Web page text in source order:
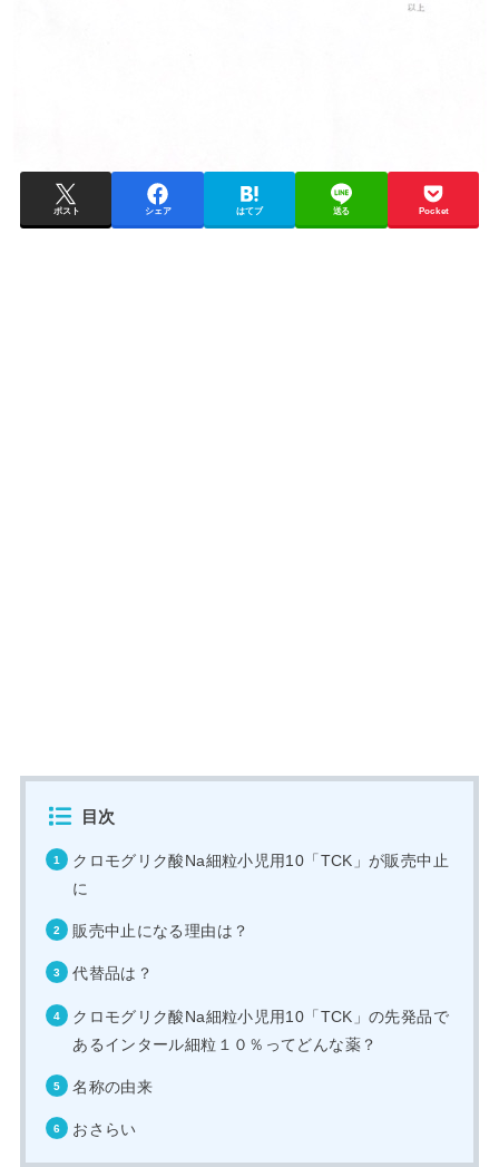
ポスト シェア はてブ 送る Pocket
目次
クロモグリク酸Na細粒小児用10「TCK」が販売中止
に
販売中止になる理由は？
代替品は？
クロモグリク酸Na細粒小児用10「TCK」の先発品で
あるインタール細粒１０％ってどんな薬？
名称の由来
おさらい